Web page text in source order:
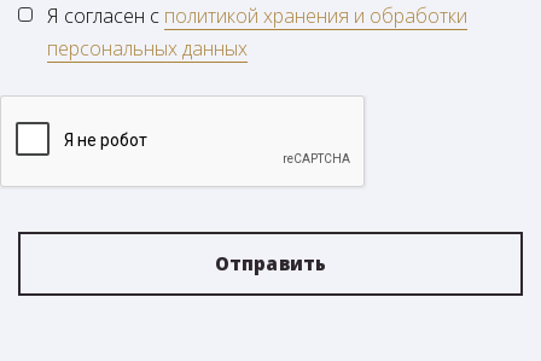
Я согласен с политикой хранения и обработки
персональных данных
Отправить